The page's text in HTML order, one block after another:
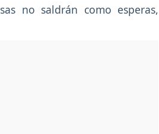
no saldrán como esperas,